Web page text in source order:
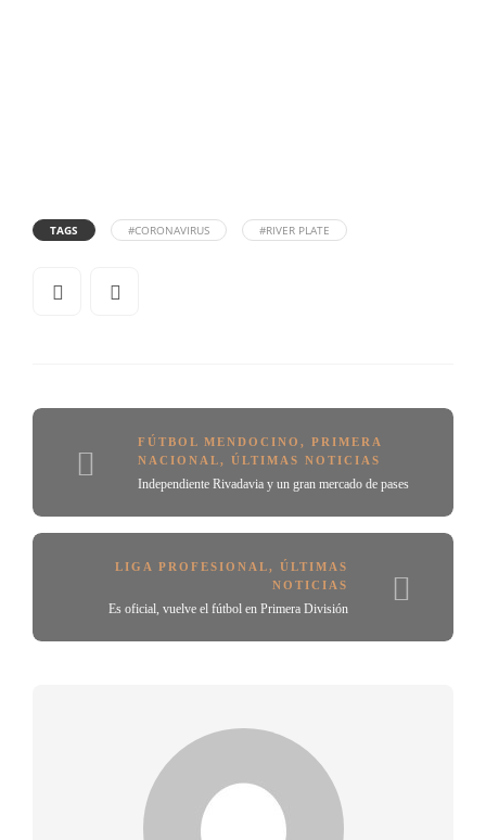
TAGS #CORONAVIRUS #RIVER PLATE
FÚTBOL MENDOCINO , PRIMERA
NACIONAL, ÚLTIMAS NOTICIAS
Independiente Rivadavia y un gran mercado de pases
LIGA PROFESIONAL, ÚLTIMAS
NOTICIAS
Es oficial, vuelve el fútbol en Primera División